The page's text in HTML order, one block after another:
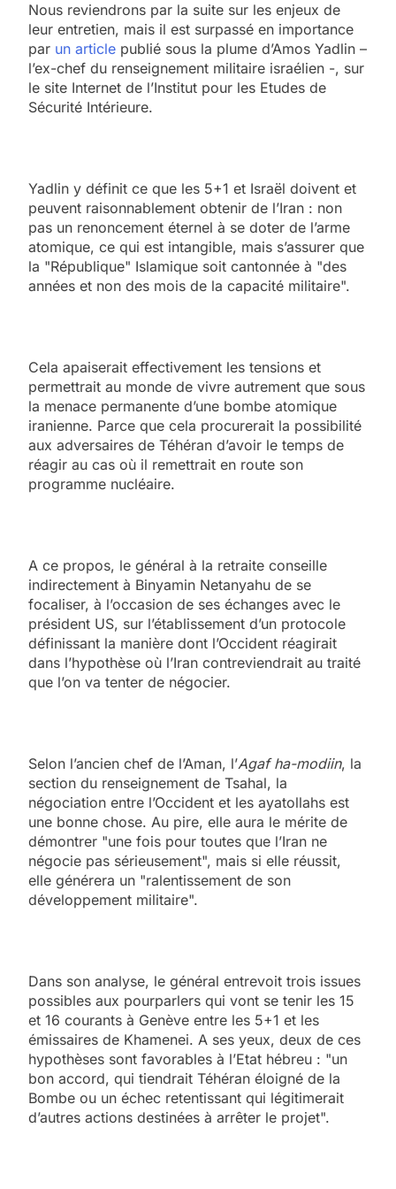
Nous reviendrons par la suite sur les enjeux de
leur entretien, mais il est surpassé en importance
par un article publié sous la plume d’Amos Yadlin –
l’ex-chef du renseignement militaire israélien -, sur
le site Internet de l’Institut pour les Etudes de
Sécurité Intérieure.
Yadlin y définit ce que les 5+1 et Israël doivent et
peuvent raisonnablement obtenir de l’Iran : non
pas un renoncement éternel à se doter de l’arme
atomique, ce qui est intangible, mais s’assurer que
la "République" Islamique soit cantonnée à "des
années et non des mois de la capacité militaire".
Cela apaiserait effectivement les tensions et
permettrait au monde de vivre autrement que sous
la menace permanente d’une bombe atomique
iranienne. Parce que cela procurerait la possibilité
aux adversaires de Téhéran d’avoir le temps de
réagir au cas où il remettrait en route son
programme nucléaire.
A ce propos, le général à la retraite conseille
indirectement à Binyamin Netanyahu de se
focaliser, à l’occasion de ses échanges avec le
président US, sur l’établissement d’un protocole
définissant la manière dont l’Occident réagirait
dans l’hypothèse où l’Iran contreviendrait au traité
que l’on va tenter de négocier.
Selon l’ancien chef de l’Aman, l’Agaf ha-modiin, la
section du renseignement de Tsahal, la
négociation entre l’Occident et les ayatollahs est
une bonne chose. Au pire, elle aura le mérite de
démontrer "une fois pour toutes que l’Iran ne
négocie pas sérieusement", mais si elle réussit,
elle générera un "ralentissement de son
développement militaire".
Dans son analyse, le général entrevoit trois issues
possibles aux pourparlers qui vont se tenir les 15
et 16 courants à Genève entre les 5+1 et les
émissaires de Khamenei. A ses yeux, deux de ces
hypothèses sont favorables à l’Etat hébreu : "un
bon accord, qui tiendrait Téhéran éloigné de la
Bombe ou un échec retentissant qui légitimerait
d’autres actions destinées à arrêter le projet".